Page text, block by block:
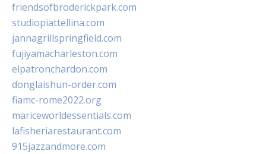
friendsofbroderickpark.com
studiopiattellina.com
jannagrillspringfield.com
fujiyamacharleston.com
elpatronchardon.com
donglaishun-order.com
fiamc-rome2022.org
mariceworldessentials.com
lafisheriarestaurant.com
915jazzandmore.com